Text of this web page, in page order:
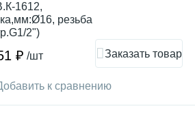
к сравнению
1612,
резьба
2")
₽ /шт Заказать товар